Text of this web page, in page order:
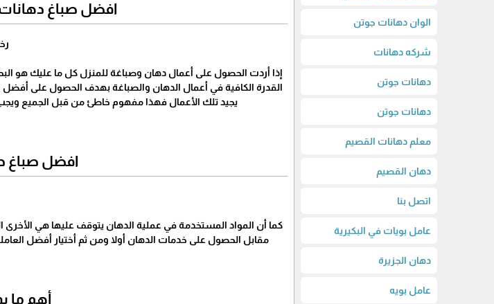
الوان دهانات جوتن
شركه دهانات
دهانات جوتن
دهانات جوتن
معلم دهانات القصيم
دهان القصيم
اتصل بنا
عامل بويات في البكيرية
دهان الجزيرة
عامل بويه
افضل صباغ دهانات
إذا أردت الحصول على أعمال دهان وصباغة للمنزل كل ما عليك هو
القدرة الكافية في أعمال الدهان والصباغة بهدف الحصول على أفضل
يجيد تلك الأعمال فهذا مفهوم خاطئ من قبل الجميع ويجب
افضل صباغ
كما أن المواد المستخدمة في عملية الدهان يتوقف عليها هي
مقابل الحصول على خدمات الدهان أولا ومن ثم أختيار أفضل
أهم ما